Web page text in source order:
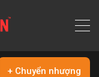
+ Chuyển nhượng